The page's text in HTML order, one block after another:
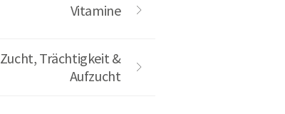
Vitamine
Zucht, Trächtigkeit &
Aufzucht